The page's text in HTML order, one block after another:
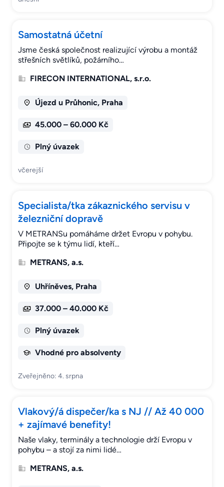
Samostatná účetní
Jsme česká společnost realizující výrobu a montáž
střešních světlíků, požárního…
FIRECON INTERNATIONAL, s.r.o.
Újezd u Průhonic, Praha
45.000 – 60.000 Kč
Plný úvazek
včerejší
Specialista/tka zákaznického servisu v
železniční dopravě
V METRANSu pomáháme držet Evropu v pohybu.
Připojte se k týmu lidí, kteří…
METRANS, a.s.
Uhříněves, Praha
37.000 – 40.000 Kč
Plný úvazek
Vhodné pro absolventy
Zveřejněno: 4. srpna
Vlakový/á dispečer/ka s NJ // Až 40 000
+ zajímavé benefity!
Naše vlaky, terminály a technologie drží Evropu v
pohybu – a stojí za nimi lidé…
METRANS, a.s.